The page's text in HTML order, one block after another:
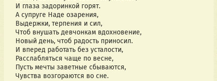
И глаза задоринкой горят.
А супруге Наде озарения,
Выдержки, терпения и сил,
Чтоб внушать девчонкам вдохновение,
Новый день, чтоб радость приносил.
И вперед работать без усталости,
Расслабляться чаще по весне,
Пусть мечты заветные сбываются,
Чувства возгораются во сне.